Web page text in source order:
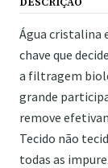
DESCRIÇÃO
Água cristalina
chave que
a filtragem
grande
remove
Tecido não
todas as